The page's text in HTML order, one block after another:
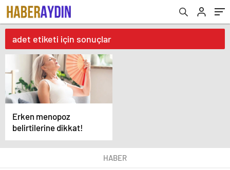
adet etiketi için sonuçlar
Erken menopoz
belirtilerine dikkat!
HABER